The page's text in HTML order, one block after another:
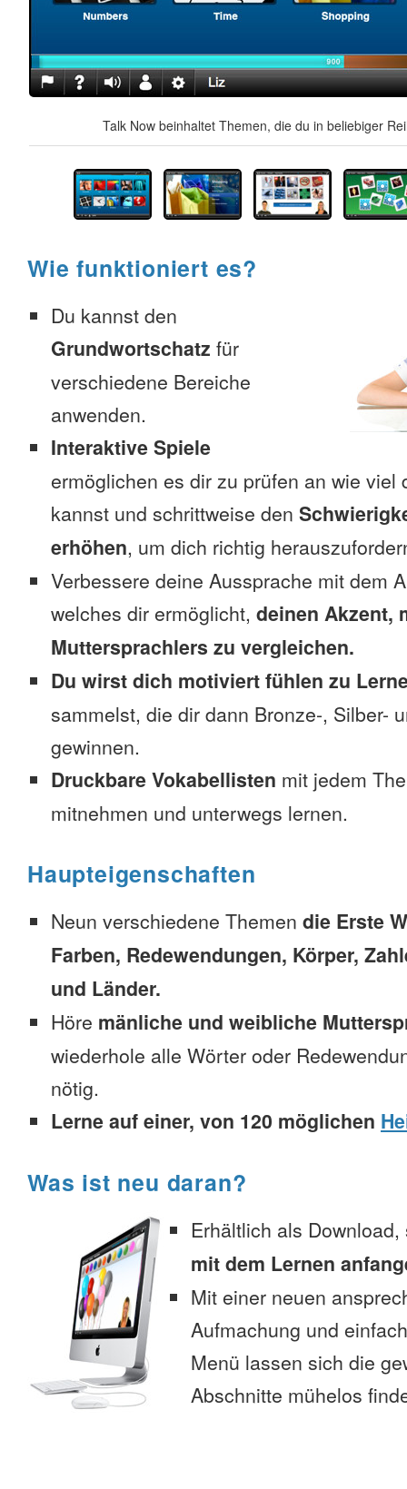
Talk Now beinhaltet Themen, die du in beliebiger
Wie funktioniert es?
Du kannst den
Grundwortschatz für
verschiedene Bereiche
anwenden.
Interaktive Spiele
ermöglichen es dir zu prüfen an wie viel
kannst und schrittweise den
erhöhen, um dich richtig
Verbessere deine Aussprache mit dem
welches dir ermöglicht, deinen Akzent,
Muttersprachlers zu vergleichen.
Du wirst dich motiviert fühlen zu
sammelst, die dir dann Bronze-, Silber-
gewinnen.
Druckbare Vokabellisten mit jedem
mitnehmen und unterwegs lernen.
Haupteigenschaften
Neun verschiedene Themen die Erste
Farben, Redewendungen, Körper,
und Länder.
Höre mänliche und weibliche
wiederhole alle Wörter oder
nötig.
Lerne auf einer, von 120 möglichen
Was ist neu daran?
Erhältlich als
mit dem Lernen
Mit einer neuen
Aufmachung und
Menü lassen sich die
Abschnitte mühelos